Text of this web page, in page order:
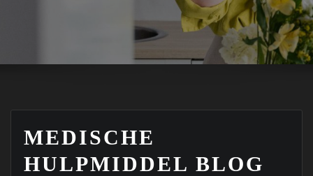
MEDISCHE
HULPMIDDEL BLOG